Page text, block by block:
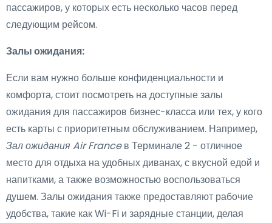
пассажиров, у которых есть несколько часов перед
следующим рейсом.
Залы ожидания:
Если вам нужно больше конфиденциальности и
комфорта, стоит посмотреть на доступные залы
ожидания для пассажиров бизнес-класса или тех, у кого
есть карты с приоритетным обслуживанием. Например,
Зал ожидания Air Franceв Терминале 2 - отличное
место для отдыха на удобных диванах, с вкусной едой и
напитками, а также возможностью воспользоваться
душем. Залы ожидания также предоставляют рабочие
удобства, такие как Wi-Fi и зарядные станции, делая